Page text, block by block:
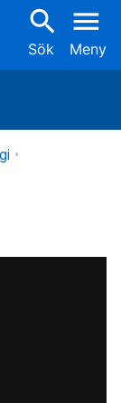
search
Sök
menu
Meny